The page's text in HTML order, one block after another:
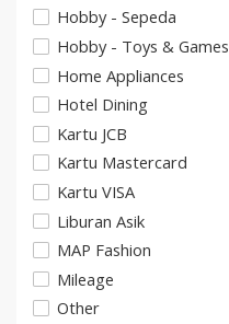
Hobby - Sepeda
Hobby - Toys & Games
Home Appliances
Hotel Dining
Kartu JCB
Kartu Mastercard
Kartu VISA
Liburan Asik
MAP Fashion
Mileage
Other